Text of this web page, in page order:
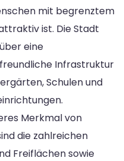
mit begrenztem
ist. Die Stadt
eine
Infrastruktur
Schulen und
Merkmal von
die zahlreichen
Freiflächen sowie